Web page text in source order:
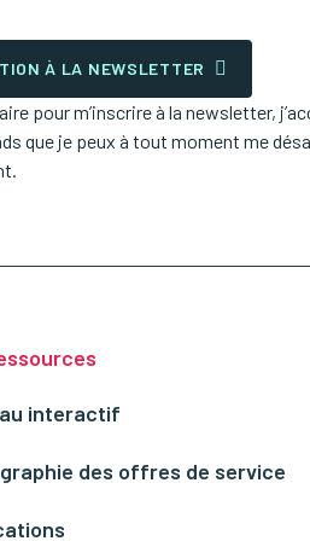
À LA NEWSLETTER
pour m’inscrire à la newsletter,
que je peux à tout moment me
interactif
des offres de service